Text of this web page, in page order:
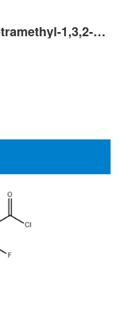
4-bromo-N-methyl-2-(4,4,5,5-tetramethyl-1,3,2-dioxaborolan-2-yl)benzamide